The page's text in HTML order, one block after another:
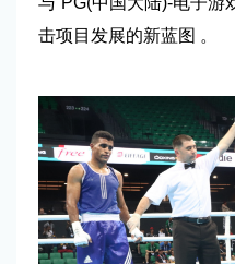
击项目发展的新蓝图 。